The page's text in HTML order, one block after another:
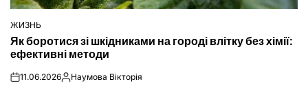
ОПУБЛІКУВАТИ
У
ЖИЗНЬ
Як боротися зі шкідниками на городі влітку без хімії:
ефективні методи
on11.06.2026Опубліковано
Наумова Вікторія